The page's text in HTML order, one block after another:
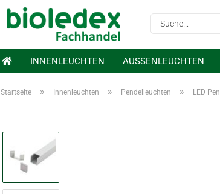
INNENLEUCHTEN AUSSENLEUCHTEN
Startseite » Innenleuchten » Pendelleuchten » LED